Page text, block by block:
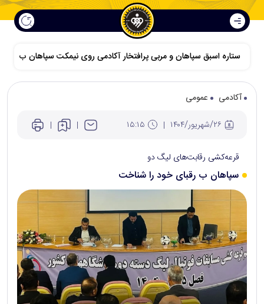
ستاره اسبق سپاهان و مربی پرافتخار آکادمی روی نیمکت سپاهان ب
آکادمی
عمومی
قرعه‌کشی رقابت‌های لیگ دو
سپاهان ب رقبای خود را شناخت